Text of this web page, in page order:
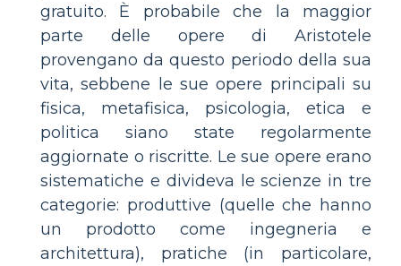
gratuito. È probabile che la maggior
parte delle opere di Aristotele
provengano da questo periodo della sua
vita, sebbene le sue opere principali su
fisica, metafisica, psicologia, etica e
politica siano state regolarmente
aggiornate o riscritte. Le sue opere erano
sistematiche e divideva le scienze in tre
categorie: produttive (quelle che hanno
un prodotto come ingegneria e
architettura), pratiche (in particolare,